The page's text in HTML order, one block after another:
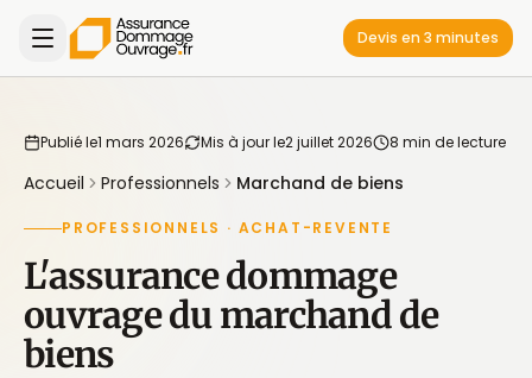
Devis en 3 minutes
Publié le1 mars 2026 Mis à jour le2 juillet 2026 8 min de lecture
Accueil Professionnels Marchand de biens
PROFESSIONNELS · ACHAT-REVENTE
L'assurance dommage
ouvrage du marchand de
biens